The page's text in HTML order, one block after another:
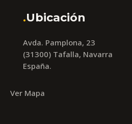
.Ubicación
Avda. Pamplona, 23
(31300) Tafalla, Navarra
España.
Ver Mapa